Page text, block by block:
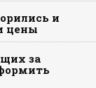
и
цены
за